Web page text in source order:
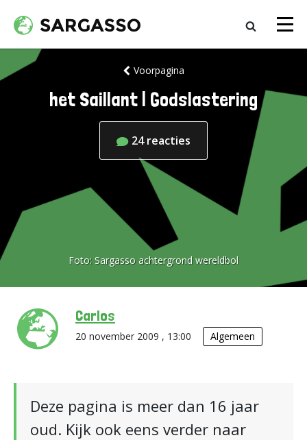
Voorpagina
het Saillant | Godslastering
24 reacties
Foto: Sargasso achtergrond wereldbol
Carlos
20 november 2009 , 13:00 Algemeen
Deze pagina is meer dan 16 jaar
oud. Kijk ook eens verder naar